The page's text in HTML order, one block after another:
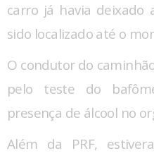
carro já havia deixado
sido localizado até o
O condutor do
pelo teste do
presença de álcool no
Além da PRF,